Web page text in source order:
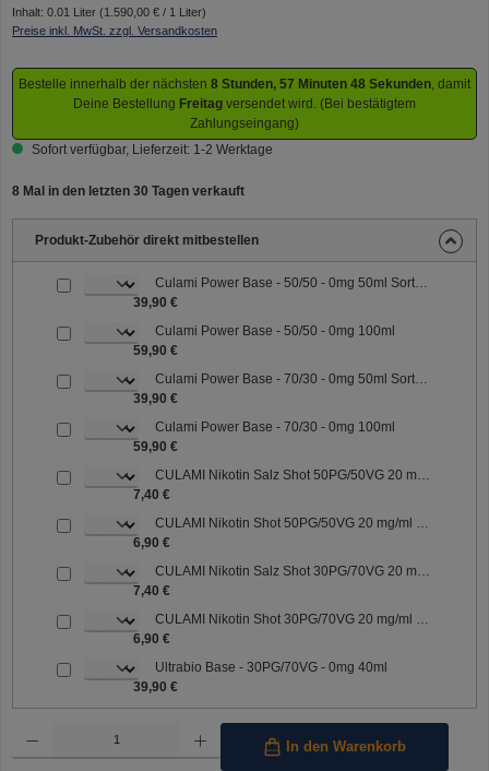
Inhalt: 0.01 Liter (1.590,00 € / 1 Liter)
Preise inkl. MwSt. zzgl. Versandkosten
Bestelle innerhalb der nächsten 8 Stunden, 57 Minuten 48 Sekunden, damit
Deine Bestellung Freitag versendet wird. (Bei bestätigtem
Zahlungseingang)
Sofort verfügbar, Lieferzeit: 1-2 Werktage
8 Mal in den letzten 30 Tagen verkauft
Produkt-Zubehör direkt mitbestellen
Culami Power Base - 50/50 - 0mg 50ml Sorte: 50/50
39,90 €
Culami Power Base - 50/50 - 0mg 100ml
59,90 €
Culami Power Base - 70/30 - 0mg 50ml Sorte: 70/30
39,90 €
Culami Power Base - 70/30 - 0mg 100ml
59,90 €
CULAMI Nikotin Salz Shot 50PG/50VG 20 mg/ml Sorte: 50PG/50VG
7,40 €
CULAMI Nikotin Shot 50PG/50VG 20 mg/ml Sorte: 50PG/50VG
6,90 €
CULAMI Nikotin Salz Shot 30PG/70VG 20 mg/ml Sorte: 30PG/70VG
7,40 €
CULAMI Nikotin Shot 30PG/70VG 20 mg/ml Sorte: 30PG/70VG
6,90 €
Ultrabio Base - 30PG/70VG - 0mg 40ml
39,90 €
Produkt Anzahl: Gib den gewünschten Wert ein oder benutze die Schaltflächen um die
In den Warenkorb